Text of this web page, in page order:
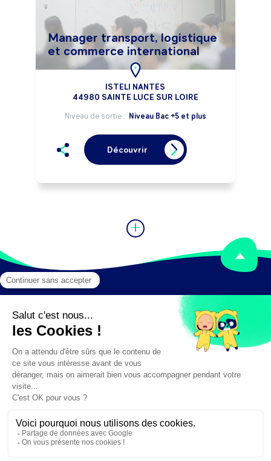
Manager transport, logistique
et commerce international
ISTELI NANTES
44980 SAINTE LUCE SUR LOIRE
Niveau de sortie : Niveau Bac +5 et plus
Découvrir
Mentions légales